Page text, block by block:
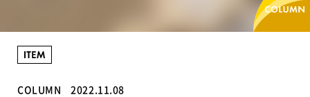
COLUMN 2022.11.08